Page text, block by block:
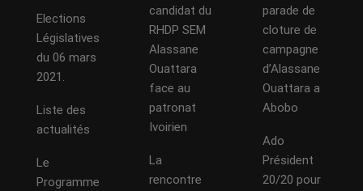
Elections
Législatives
du 06 mars
2021.
Liste des
actualités
Le
Programme
candidat du
RHDP SEM
Alassane
Ouattara
face au
patronat
Ivoirien
La
rencontre
parade de
cloture de
campagne
d’Alassane
Ouattara a
Abobo
Ado
Président
20/20 pour